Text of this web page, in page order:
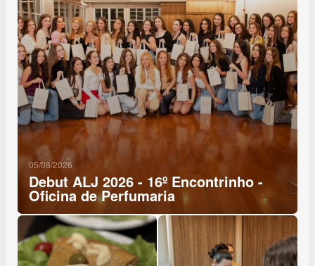
05/08/2026
Debut ALJ 2026 - 16º Encontrinho -
Oficina de Perfumaria